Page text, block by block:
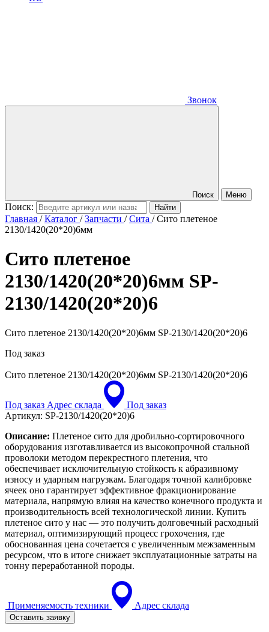
Звонок
Поиск Меню
Поиск:
Главная /Каталог /Запчасти /Сита /Сито плетеное
2130/1420(20*20)6мм
Сито плетеное
2130/1420(20*20)6мм SP-
2130/1420(20*20)6
Сито плетеное 2130/1420(20*20)6мм SP-2130/1420(20*20)6
Под заказ
Сито плетеное 2130/1420(20*20)6мм SP-2130/1420(20*20)6
Под заказ Адрес склада
Под заказ
Артикул: SP-2130/1420(20*20)6
Описание: Плетеное сито для дробильно-сортировочного
оборудования изготавливается из высокопрочной стальной
проволоки методом перекрестного плетения, что
обеспечивает исключительную стойкость к абразивному
износу и ударным нагрузкам. Благодаря точной калибровке
ячеек оно гарантирует эффективное фракционирование
материала, напрямую влияя на качество конечного продукта и
производительность всей технологической линии. Купить
плетеное сито у нас — это получить долговечный расходный
материал, оптимизирующий процесс грохочения, где
обоснованная цена сочетается с увеличенным межзаменным
ресурсом, что в итоге снижает эксплуатационные затраты на
тонну переработанной породы.
Применяемость техники Адрес склада
Оставить заявку